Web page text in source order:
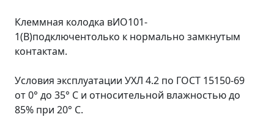
Клеммная колодка вИО101-
1(В)подключентолько к нормально замкнутым
контактам.
Условия эксплуатации УХЛ 4.2 по ГОСТ 15150-69
от 0° до 35° С и относительной влажностью до
85% при 20° С.